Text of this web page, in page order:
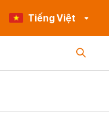
Tiếng Việt